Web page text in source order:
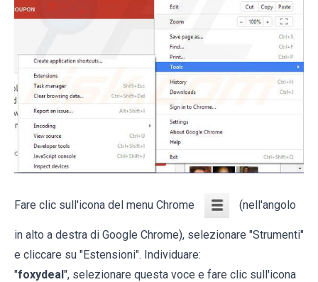
Fare clic sull'icona del menu Chrome (nell'angolo
in alto a destra di Google Chrome), selezionare "Strumenti"
e cliccare su "Estensioni". Individuare:
"foxydeal ", selezionare questa voce e fare clic sull'icona